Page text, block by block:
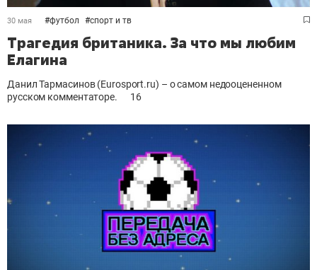
30 мая #футбол #спорт и тв
Трагедия британика. За что мы любим
Елагина
Данил Тармасинов (Eurosport.ru) – о самом недооцененном
русском комментаторе.
16